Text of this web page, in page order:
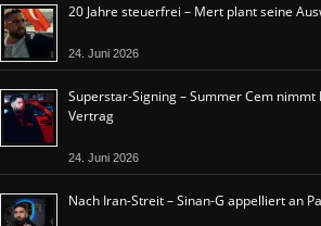
20 Jahre steuerfrei – Mert plant seine
24. Juni 2026
Superstar-Signing – Summer Cem
Vertrag
24. Juni 2026
Nach Iran-Streit – Sinan-G appelliert an